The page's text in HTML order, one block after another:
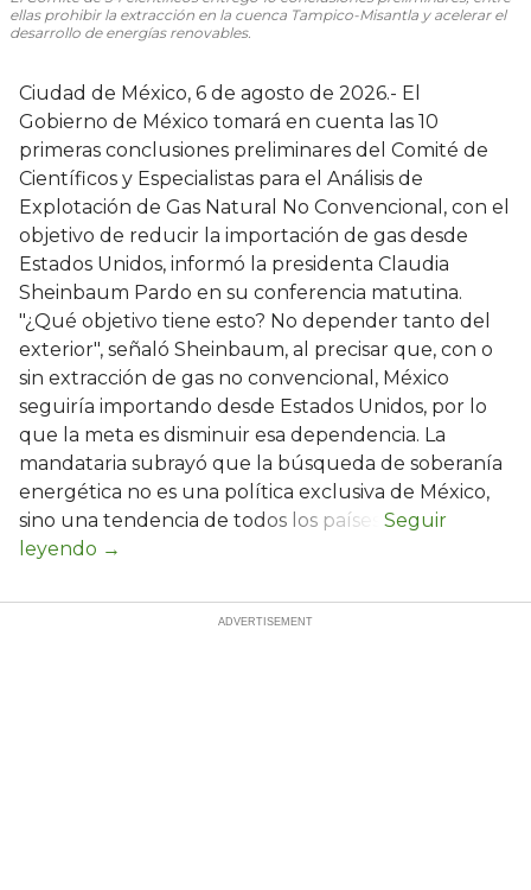
ellas prohibir la extracción en la cuenca Tampico-Misantla y acelerar el
desarrollo de energías renovables.
Ciudad de México, 6 de agosto de 2026.- El
Gobierno de México tomará en cuenta las 10
primeras conclusiones preliminares del Comité de
Científicos y Especialistas para el Análisis de
Explotación de Gas Natural No Convencional, con el
objetivo de reducir la importación de gas desde
Estados Unidos, informó la presidenta Claudia
Sheinbaum Pardo en su conferencia matutina.
"¿Qué objetivo tiene esto? No depender tanto del
exterior", señaló Sheinbaum, al precisar que, con o
sin extracción de gas no convencional, México
seguiría importando desde Estados Unidos, por lo
que la meta es disminuir esa dependencia. La
mandataria subrayó que la búsqueda de soberanía
energética no es una política exclusiva de México,
sino una tendencia de todos los países.